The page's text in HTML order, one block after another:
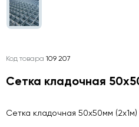
Код товара 109 207
Сетка кладочная
Сетка кладочная 50х50мм (2х1м)